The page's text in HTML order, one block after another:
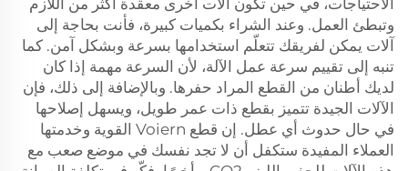
الاحتياجات، في حين تكون آلات أخرى معقدة أكثر من اللازم
وتبطئ العمل. وعند الشراء بكميات كبيرة، فأنت بحاجة إلى
آلات يمكن لفريقك تتعلّم استخدامها بسرعة وبشكل آمن. كما
تنبه إلى تقييم سرعة عمل الآلة، لأن السرعة مهمة إذا كان
لديك أطنان من القطع المراد حفرها. وبالإضافة إلى ذلك، فإن
الآلات الجيدة تتميز بقطع ذات عمر طويل، ويسهل إصلاحها
في حال حدوث أي عطل. إن قطع Voiern القوية وخدمتها
العملاء المفيدة ستكفل أن لا تجد نفسك في موضع صعب مع